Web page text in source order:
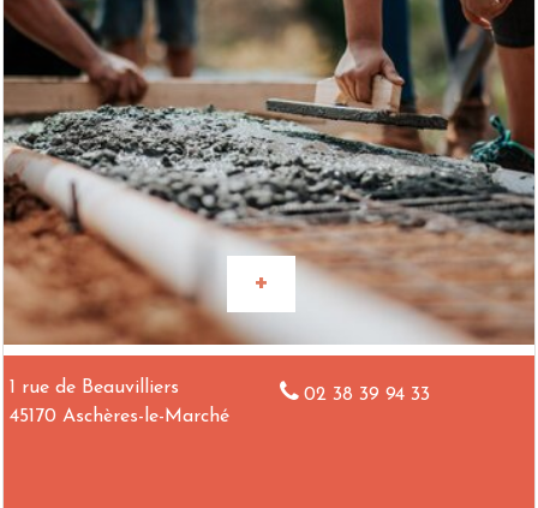
1 rue de Beauvilliers
45170 Aschères-le-Marché
02 38 39 94 33